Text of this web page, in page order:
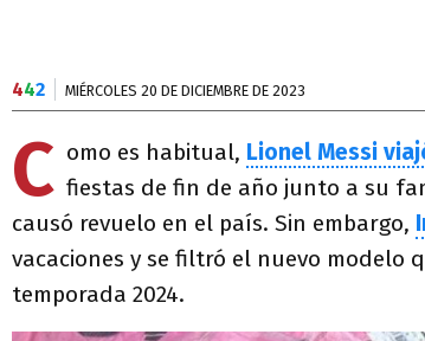
442 MIÉRCOLES 20 DE DICIEMBRE DE 2023
C omo es habitual, Lionel Messi
fiestas de fin de año junto a su
causó revuelo en el país. Sin embargo,
vacaciones y se filtró el nuevo modelo
temporada 2024.